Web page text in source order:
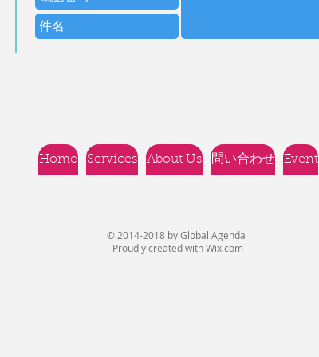
Home Services About Us 問い合わせ Event
© 2014-2018 by Global Agenda
Proudly created withWix.com